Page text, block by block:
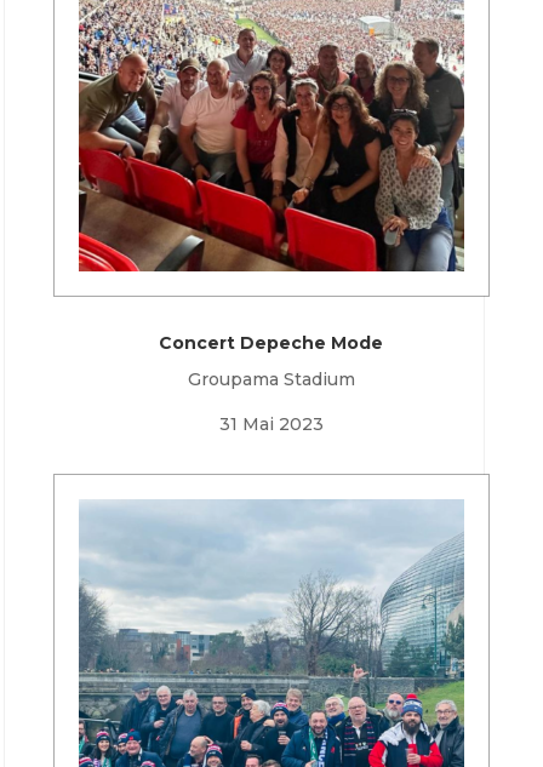
Concert Depeche Mode
Groupama Stadium
31 Mai 2023